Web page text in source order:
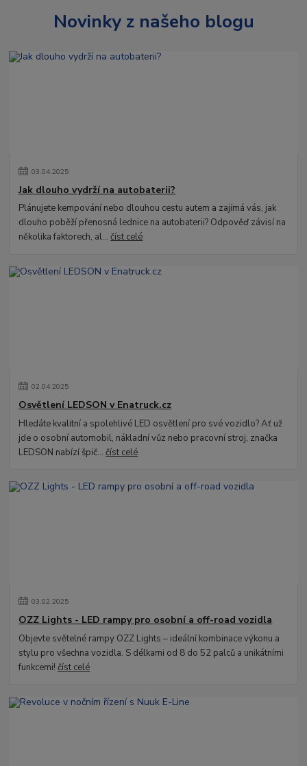
Novinky z našeho blogu
03.04.2025
Jak dlouho vydrží na autobaterii?
Plánujete kempování nebo dlouhou cestu autem a zajímá vás, jak
dlouho poběží přenosná lednice na autobaterii? Odpověď závisí na
několika faktorech, al...číst celé
02.04.2025
Osvětlení LEDSON v Enatruck.cz
Hledáte kvalitní a spolehlivé LED osvětlení pro své vozidlo? Ať už
jde o osobní automobil, nákladní vůz nebo pracovní stroj, značka
LEDSON nabízí špič...číst celé
03.02.2025
OZZ Lights - LED rampy pro osobní a off-road vozidla
Objevte světelné rampy OZZ Lights – ideální kombinace výkonu a
stylu pro všechna vozidla. S délkami od 8 do 52 palců a unikátními
funkcemi!číst celé